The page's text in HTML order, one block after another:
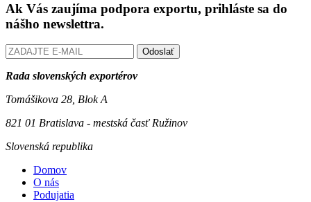
Ak Vás zaujíma podpora exportu, prihláste sa do
nášho newslettra.
Odoslať
Rada slovenských exportérov
Tomášikova 28, Blok A
821 01 Bratislava - mestská časť Ružinov
Slovenská republika
Domov
O nás
Podujatia